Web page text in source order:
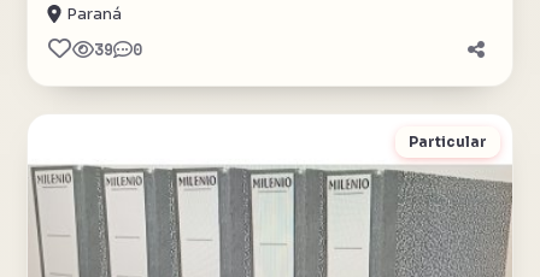
Paraná
39 0
Particular